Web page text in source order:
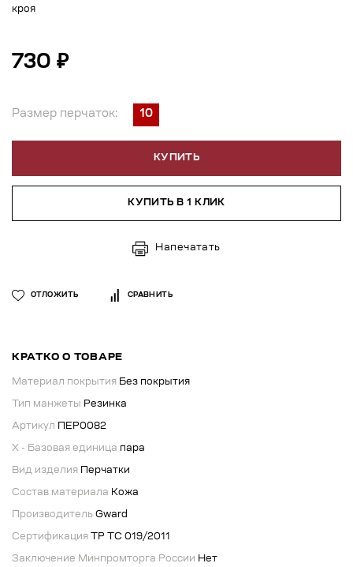
кроя
730 ₽
Размер перчаток: 10
КУПИТЬ
КУПИТЬ В 1 КЛИК
Напечатать
ОТЛОЖИТЬ СРАВНИТЬ
КРАТКО О ТОВАРЕ
Материал покрытия Без покрытия
Тип манжеты Резинка
Артикул ПЕР0082
X - Базовая единица пара
Вид изделия Перчатки
Состав материала Кожа
Производитель Gward
Сертификация ТР ТС 019/2011
Заключение Минпромторга России Нет